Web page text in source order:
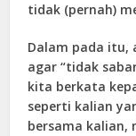
tidak (pernah)
Dalam pada itu,
agar “tidak
kita berkata
seperti kalian
bersama kalian,